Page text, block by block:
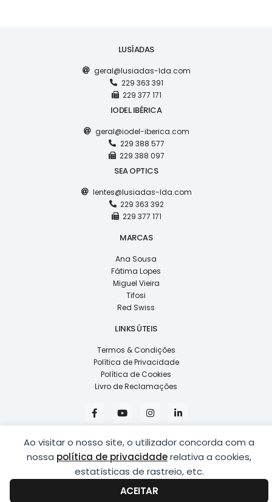
Ao visitar o nosso site, o utilizador concorda com a
nossa política de privacidaderelativa a cookies,
estatísticas de rastreio, etc.
ACEITAR
LUSÍADAS
geral@lusiadas-lda.com
229 363 391
229 377 171
IODEL IBÉRICA
geral@iodel-iberica.com
229 388 577
229 388 097
SEA OPTICS
lentes@lusiadas-lda.com
229 363 392
229 377 171
MARCAS
Ana Sousa
Fátima Lopes
Miguel Vieira
Tifosi
Red Swiss
LINKS ÚTEIS
Termos & Condições
Política de Privacidade
Política de Cookies
Livro de Reclamações
F
a
c
b
o
o
k
-
Y
o
u
u
b
e
I
n
s
a
g
r
a
m
i
n
e
d
i
n
-
COPYRIGHT © 2026LUSÍADAS, DISTRIBUIÇÃO DE ÓPTICAS, LDA.
DESENVOLVIDO POR